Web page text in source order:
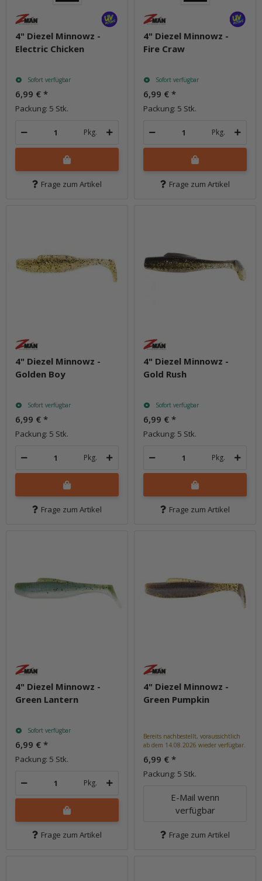
4" Diezel Minnowz -
Electric Chicken
Sofort verfügbar
6,99 € *
Packung: 5 Stk.
Pkg.
Frage zum Artikel
4" Diezel Minnowz -
Fire Craw
Sofort verfügbar
6,99 € *
Packung: 5 Stk.
Pkg.
Frage zum Artikel
4" Diezel Minnowz -
Golden Boy
Sofort verfügbar
6,99 € *
Packung: 5 Stk.
Pkg.
Frage zum Artikel
4" Diezel Minnowz -
Gold Rush
Sofort verfügbar
6,99 € *
Packung: 5 Stk.
Pkg.
Frage zum Artikel
4" Diezel Minnowz -
Green Lantern
Sofort verfügbar
6,99 € *
Packung: 5 Stk.
Pkg.
Frage zum Artikel
4" Diezel Minnowz -
Green Pumpkin
Bereits nachbestellt, voraussichtlich
ab dem 14.08.2026 wieder verfügbar.
6,99 € *
Packung: 5 Stk.
E-Mail wenn
verfügbar
Frage zum Artikel